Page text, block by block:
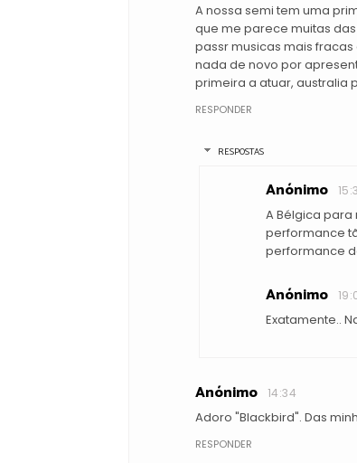
A nossa semi tem uma
que me parece muitas
passr musicas mais
nada de novo por
primeira a atuar, australia
RESPONDER
RESPOSTAS
Anónimo
A Bélgica para
performance
performance
Anónimo
Exatamente..
Anónimo 14:34
Adoro "Blackbird". Das
RESPONDER